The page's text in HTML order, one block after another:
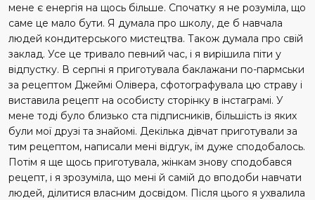
мене є енергія на щось більше. Спочатку я не розуміла, що
саме це мало бути. Я думала про школу, де б навчала
людей кондитерського мистецтва. Також думала про свій
заклад. Усе це тривало певний час, і я вирішила піти у
відпустку. В серпні я приготувала баклажани по-пармськи
за рецептом Джеймі Олівера, сфотографувала цю страву і
виставила рецепт на особисту сторінку в інстаграмі. У
мене тоді було близько ста підписників, більшість із яких
були мої друзі та знайомі. Декілька дівчат приготували за
тим рецептом, написали мені відгук, їм дуже сподобалось.
Потім я ще щось приготувала, жінкам знову сподобався
рецепт, і я зрозуміла, що мені й самій до вподоби навчати
людей, ділитися власним досвідом. Після цього я ухвалила